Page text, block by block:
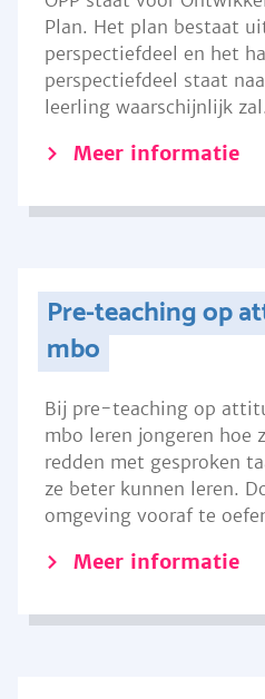
Plan. Het plan bestaat
perspectiefdeel en het
perspectiefdeel staat
leerling waarschijnlijk
Meer informatie
Pre-teaching op
mbo
Bij pre-teaching op
mbo leren jongeren hoe
redden met gesproken
ze beter kunnen leren.
omgeving vooraf te
Meer informatie